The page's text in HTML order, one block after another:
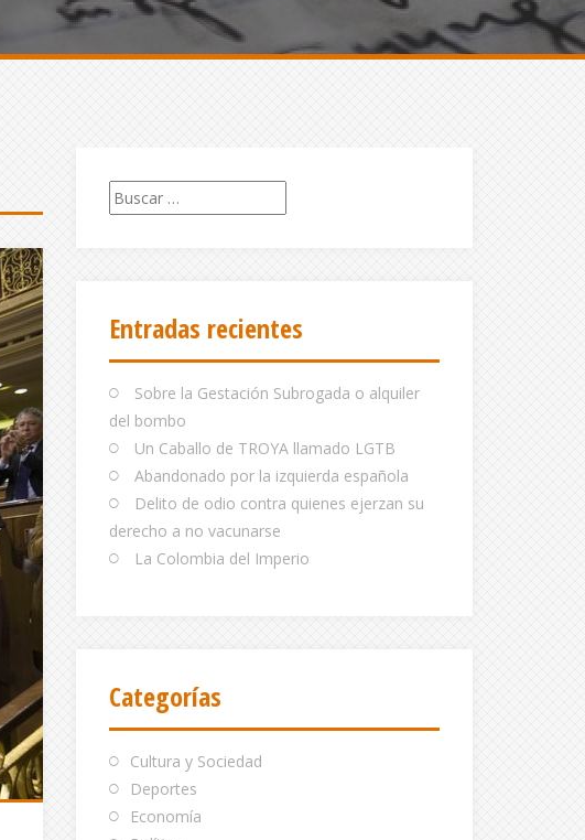
Buscar:
Entradas recientes
Sobre la Gestación Subrogada o alquiler
del bombo
Un Caballo de TROYA llamado LGTB
Abandonado por la izquierda española
Delito de odio contra quienes ejerzan su
derecho a no vacunarse
La Colombia del Imperio
Categorías
Cultura y Sociedad
Deportes
Economía